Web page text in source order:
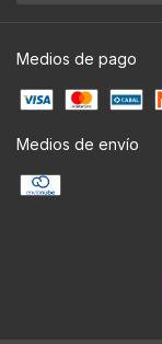
Medios de pago
Medios de envío